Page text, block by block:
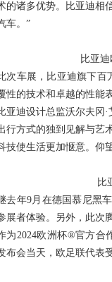
的诸多优势。比亚迪相
车。”
比亚
次车展，比亚迪旗下百
性的技术和卓越的性能
亚迪设计总监沃尔夫冈
行方式的独到见解与艺
技使生活更加惬意。仰
比
去年9月在德国慕尼黑
展者体验。另外，此次
为2024欧洲杯®官方合
布会当天，欧足联代表